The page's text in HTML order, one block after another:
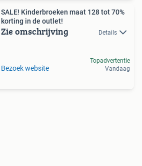
SALE! Kinderbroeken maat 128 tot 70%
korting in de outlet!
Zie omschrijving Details
Bezoek website
Topadvertentie
Vandaag